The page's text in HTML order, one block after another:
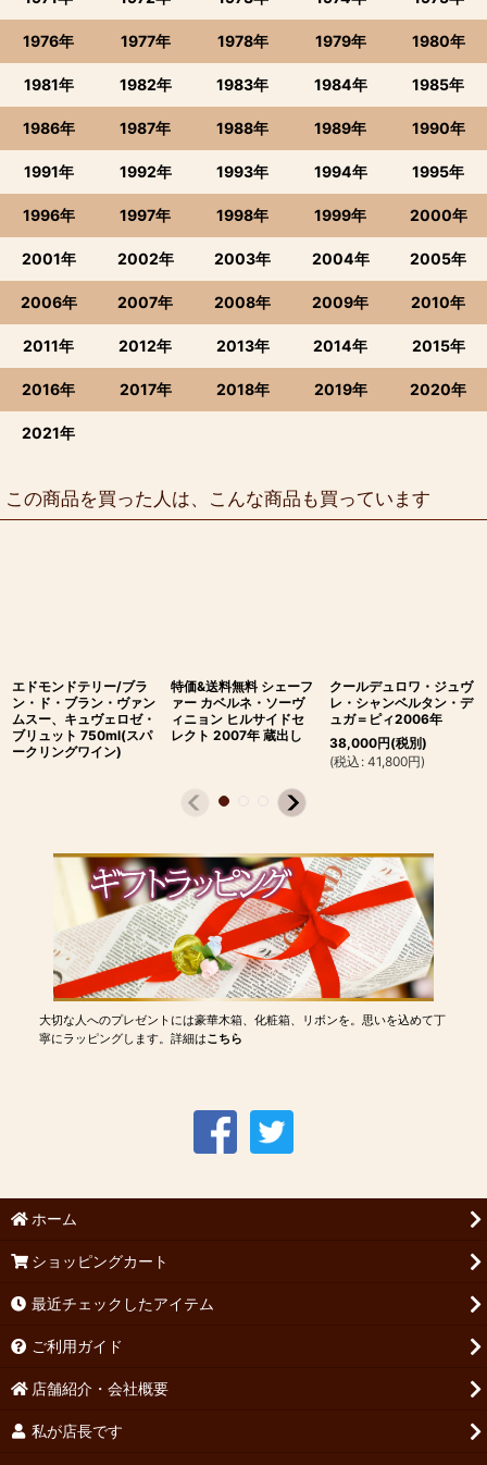
1976年 1977年 1978年 1979年 1980年
1981年 1982年 1983年 1984年 1985年
1986年 1987年 1988年 1989年 1990年
1991年 1992年 1993年 1994年 1995年
1996年 1997年 1998年 1999年 2000年
2001年 2002年 2003年 2004年 2005年
2006年 2007年 2008年 2009年 2010年
2011年 2012年 2013年 2014年 2015年
2016年 2017年 2018年 2019年 2020年
2021年
この商品を買った人は、こんな商品も買っています
エドモンドテリー/ブラ
ン・ド・ブラン・ヴァン
ムスー、キュヴェロゼ・
ブリュット 750ml(スパ
ークリングワイン)
特価&送料無料 シェーフ
ァー カベルネ・ソーヴ
ィニョン ヒルサイドセ
レクト 2007年 蔵出し
クールデュロワ・ジュヴ
レ・シャンベルタン・デ
ュガ＝ピィ2006年
38,000円(税別)
(税込 : 41,800円)
大切な人へのプレゼントには豪華木箱、化粧箱、リボンを。思いを込めて丁
寧にラッピングします。詳細はこちら
ホーム
ショッピングカート
最近チェックしたアイテム
ご利用ガイド
店舗紹介・会社概要
私が店長です